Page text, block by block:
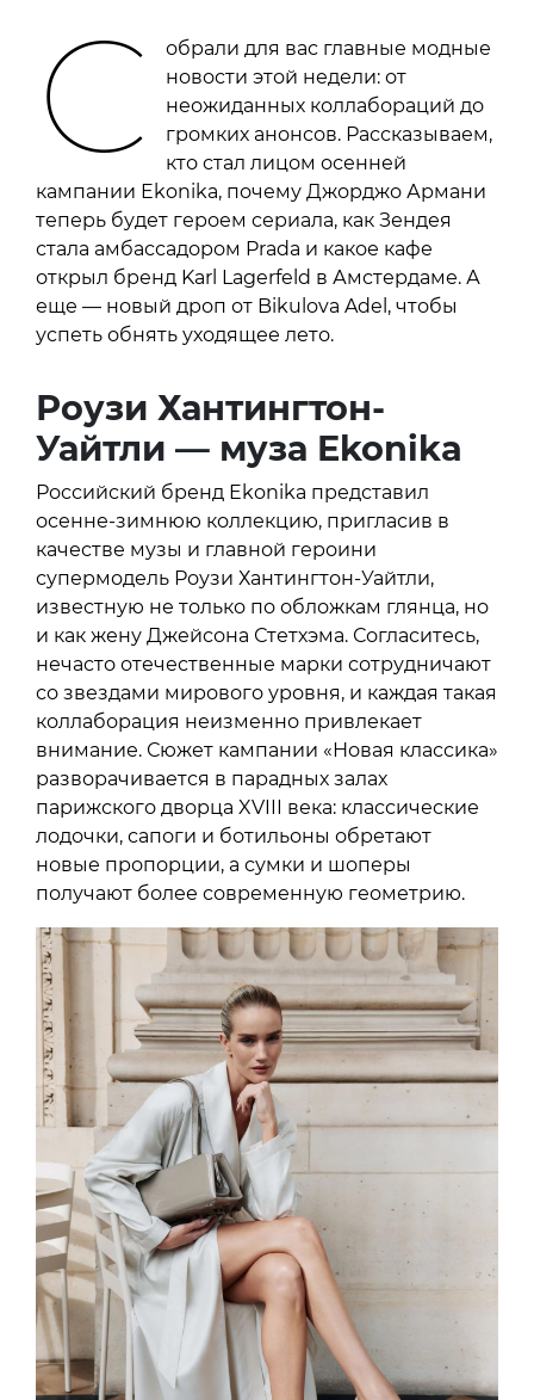
С
обрали для вас главные модные
новости этой недели: от
неожиданных коллабораций до
громких анонсов. Рассказываем,
кто стал лицом осенней
кампании Ekonika, почему Джорджо Армани
теперь будет героем сериала, как Зендея
стала амбассадором Prada и какое кафе
открыл бренд Karl Lagerfeld в Амстердаме. А
еще — новый дроп от Bikulova Adel, чтобы
успеть обнять уходящее лето.
Роузи Хантингтон-
Уайтли — муза Ekonika
Российский бренд Ekonika представил
осенне-зимнюю коллекцию, пригласив в
качестве музы и главной героини
супермодель Роузи Хантингтон-Уайтли,
известную не только по обложкам глянца, но
и как жену Джейсона Стетхэма. Согласитесь,
нечасто отечественные марки сотрудничают
со звездами мирового уровня, и каждая такая
коллаборация неизменно привлекает
внимание. Сюжет кампании «Новая классика»
разворачивается в парадных залах
парижского дворца XVIII века: классические
лодочки, сапоги и ботильоны обретают
новые пропорции, а сумки и шоперы
получают более современную геометрию.